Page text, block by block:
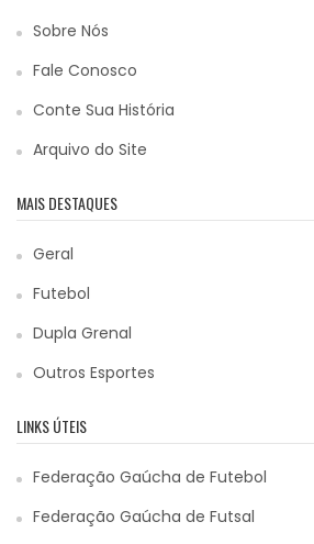
Sobre Nós
Fale Conosco
Conte Sua História
Arquivo do Site
MAIS DESTAQUES
Geral
Futebol
Dupla Grenal
Outros Esportes
LINKS ÚTEIS
Federação Gaúcha de Futebol
Federação Gaúcha de Futsal